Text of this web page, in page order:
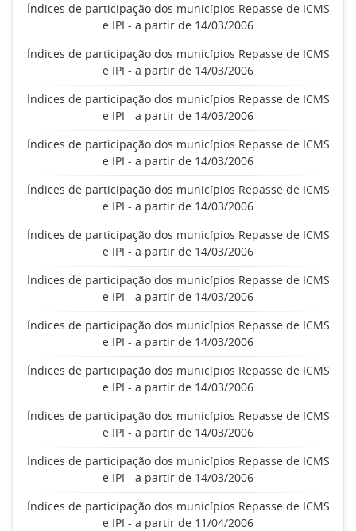
Índices de participação dos municípios Repasse de ICMS
e IPI - a partir de 14/03/2006
Índices de participação dos municípios Repasse de ICMS
e IPI - a partir de 14/03/2006
Índices de participação dos municípios Repasse de ICMS
e IPI - a partir de 14/03/2006
Índices de participação dos municípios Repasse de ICMS
e IPI - a partir de 14/03/2006
Índices de participação dos municípios Repasse de ICMS
e IPI - a partir de 14/03/2006
Índices de participação dos municípios Repasse de ICMS
e IPI - a partir de 14/03/2006
Índices de participação dos municípios Repasse de ICMS
e IPI - a partir de 14/03/2006
Índices de participação dos municípios Repasse de ICMS
e IPI - a partir de 14/03/2006
Índices de participação dos municípios Repasse de ICMS
e IPI - a partir de 14/03/2006
Índices de participação dos municípios Repasse de ICMS
e IPI - a partir de 14/03/2006
Índices de participação dos municípios Repasse de ICMS
e IPI - a partir de 14/03/2006
Índices de participação dos municípios Repasse de ICMS
e IPI - a partir de 11/04/2006